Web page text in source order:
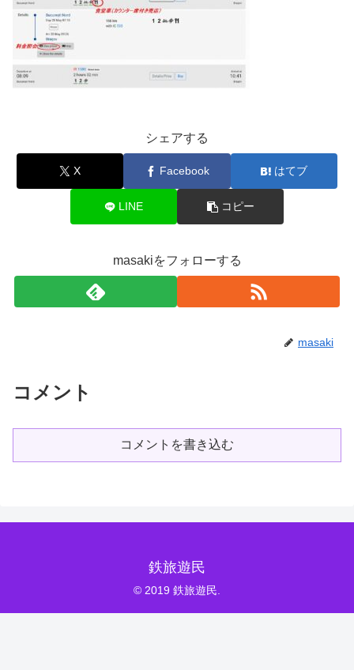
シェアする
X Facebook はてブ
LINE コピー
masakiをフォローする
masaki
コメント
コメントを書き込む
鉄旅遊民
© 2019 鉄旅遊民.